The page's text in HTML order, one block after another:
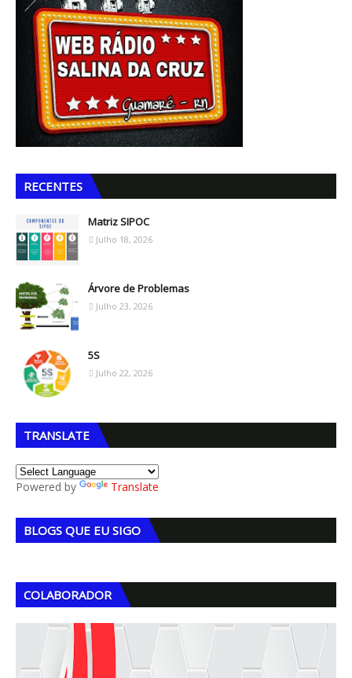
RECENTES
Matriz SIPOC
Julho 18, 2026
Árvore de Problemas
Julho 23, 2026
5S
Julho 22, 2026
TRANSLATE
Powered by Translate
BLOGS QUE EU SIGO
COLABORADOR